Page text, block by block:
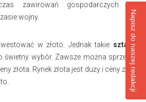
zawirowań gospodarczych czy
wojny.
w złoto. Jednak takie sztabki
świetny wybór. Zawsze można sprzedać
złota. Rynek złota jest duży i ceny złota
Napisz do naszej redakcji